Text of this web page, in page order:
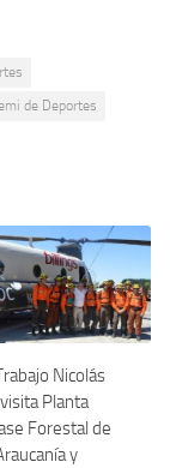
de Deportes
Nicolás
Planta
Forestal de
y